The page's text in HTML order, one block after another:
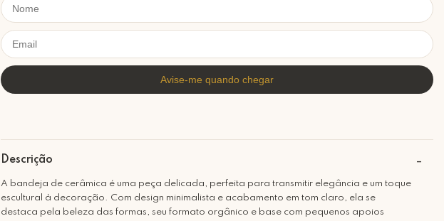
Descrição
A bandeja de cerâmica é uma peça delicada, perfeita para transmitir elegância e um toque
escultural à decoração. Com design minimalista e acabamento em tom claro, ela se
destaca pela beleza das formas, seu formato orgânico e base com pequenos apoios